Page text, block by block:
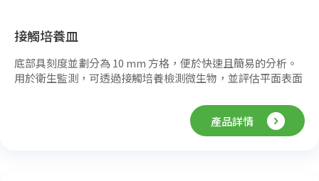
接觸培養皿
底部具刻度並劃分為 10 mm 方格，便於快速且簡易的分析。
用於衛生監測，可透過接觸培養檢測微生物，並評估平面表面
產品詳情